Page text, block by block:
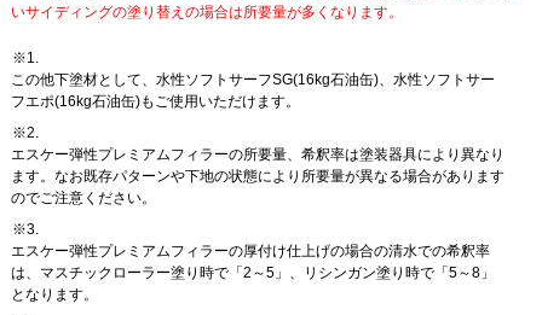
いサイディングの塗り替えの場合は所要量が多くなります。
※1.
この他下塗材として、水性ソフトサーフSG(16kg石油缶)、水性ソフトサー
フエポ(16kg石油缶)もご使用いただけます。
※2.
エスケー弾性プレミアムフィラーの所要量、希釈率は塗装器具により異なり
ます。なお既存パターンや下地の状態により所要量が異なる場合があります
のでご注意ください。
※3.
エスケー弾性プレミアムフィラーの厚付け仕上げの場合の清水での希釈率
は、マスチックローラー塗り時で「2～5」、リシンガン塗り時で「5～8」
となります。